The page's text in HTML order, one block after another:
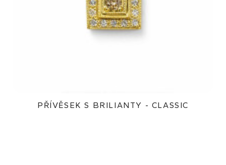
PŘÍVĚSEK S BRILIANTY - CLASSIC